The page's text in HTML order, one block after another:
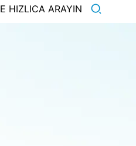
HIZLICA ARAYIN